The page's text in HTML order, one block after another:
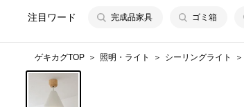
ア
ゲ
注目ワード 完成品家具 ゴミ箱
ゲキカグTOP 照明・ライト シーリングライト